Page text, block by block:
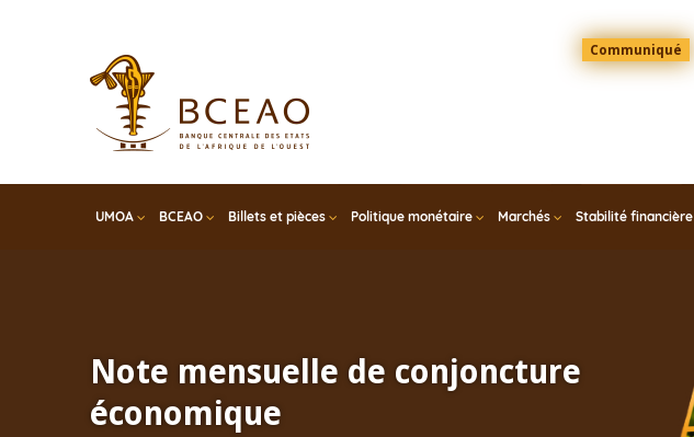
Menu
Top
Communiqué
UMOA BCEAO Billets et pièces Politique monétaire Marchés Stabilité financière
Note mensuelle de conjoncture
économique